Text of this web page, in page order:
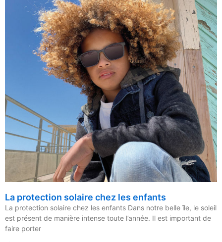
La protection solaire chez les enfants
La protection solaire chez les enfants Dans notre belle île, le soleil
est présent de manière intense toute l’année. Il est important de
faire porter